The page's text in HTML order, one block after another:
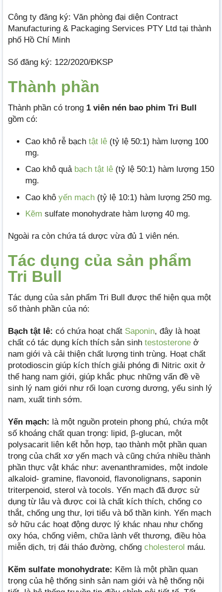
Công ty đăng ký: Văn phòng đại diện Contract
Manufacturing & Packaging Services PTY Ltd tại thành
phố Hồ Chí Minh
Số đăng ký: 122/2020/ĐKSP
Thành phần
Thành phần có trong 1 viên nén bao phim Tri Bull
gồm có:
Cao khô rễ bạch tật lê (tỷ lệ 50:1) hàm lượng 100
mg.
Cao khô quả bạch tật lê (tỷ lệ 50:1) hàm lượng 150
mg.
Cao khô yến mạch (tỷ lệ 10:1) hàm lượng 250 mg.
Kẽm sulfate monohydrate hàm lượng 40 mg.
Ngoài ra còn chứa tá dược vừa đủ 1 viên nén.
Tác dụng của sản phẩm
Tri Bull
Tác dụng của sản phẩm Tri Bull được thể hiện qua một
số thành phần của nó:
Bạch tật lê: có chứa hoạt chất Saponin, đây là hoạt
chất có tác dụng kích thích sản sinh testosterone ở
nam giới và cải thiện chất lượng tinh trùng. Hoạt chất
protodioscin giúp kích thích giải phóng đi Nitric oxit ở
thể hang nam giới, giúp khắc phục những vấn đề về
sinh lý nam giới như rối loạn cương dương, yếu sinh lý
nam, xuất tinh sớm.
Yến mạch: là một nguồn protein phong phú, chứa một
số khoáng chất quan trọng: lipid, β-glucan, một
polysacarit liên kết hỗn hợp, tạo thành một phần quan
trọng của chất xơ yến mạch và cũng chứa nhiều thành
phần thực vật khác như: avenanthramides, một indole
alkaloid- gramine, flavonoid, flavonolignans, saponin
triterpenoid, sterol và tocols. Yến mạch đã được sử
dụng từ lâu và được coi là chất kích thích, chống co
thắt, chống ung thư, lợi tiểu và bổ thần kinh. Yến mạch
sở hữu các hoạt động dược lý khác nhau như chống
oxy hóa, chống viêm, chữa lành vết thương, điều hòa
miễn dịch, trị đái tháo đường, chống cholesterol máu.
Kẽm sulfate monohydrate: Kẽm là một phần quan
trọng của hệ thống sinh sản nam giới và hệ thống nội